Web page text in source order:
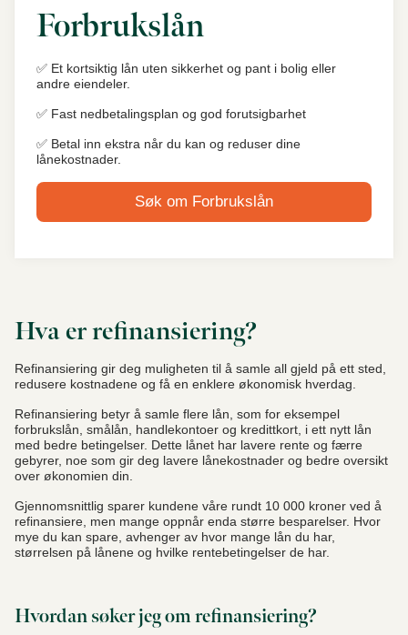
Forbrukslån
✅ Et kortsiktig lån uten sikkerhet og pant i bolig eller
andre eiendeler.
✅ Fast nedbetalingsplan og god forutsigbarhet
✅ Betal inn ekstra når du kan og reduser dine
lånekostnader.
Søk om Forbrukslån
Hva er refinansiering?
Refinansiering gir deg muligheten til å samle all gjeld på ett sted,
redusere kostnadene og få en enklere økonomisk hverdag.
Refinansiering betyr å samle flere lån, som for eksempel
forbrukslån, smålån, handlekontoer og kredittkort, i ett nytt lån
med bedre betingelser. Dette lånet har lavere rente og færre
gebyrer, noe som gir deg lavere lånekostnader og bedre oversikt
over økonomien din.
Gjennomsnittlig sparer kundene våre rundt 10 000 kroner ved å
refinansiere, men mange oppnår enda større besparelser. Hvor
mye du kan spare, avhenger av hvor mange lån du har,
størrelsen på lånene og hvilke rentebetingelser de har.
Hvordan søker jeg om refinansiering?